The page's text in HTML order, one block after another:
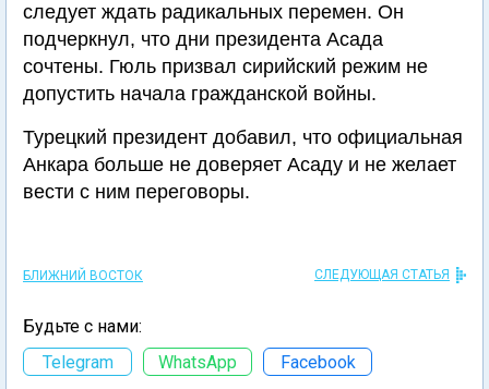
следует ждать радикальных перемен. Он
подчеркнул, что дни президента Асада
сочтены. Гюль призвал сирийский режим не
допустить начала гражданской войны.
Турецкий президент добавил, что официальная
Анкара больше не доверяет Асаду и не желает
вести с ним переговоры.
БЛИЖНИЙ ВОСТОК СЛЕДУЮЩАЯ СТАТЬЯ
Будьте с нами:
Telegram
WhatsApp Facebook